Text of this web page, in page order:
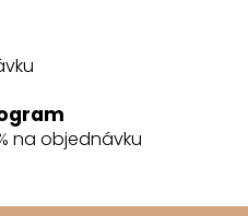
p
r
v
k
y
ý
na objednávku